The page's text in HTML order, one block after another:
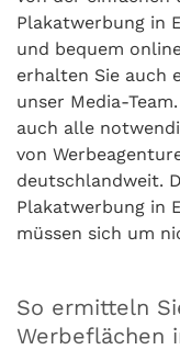
Plakatwerbung in
und bequem
erhalten Sie auch
unser Media-
auch alle
von
deutschlandweit.
Plakatwerbung in
müssen sich um
So ermitteln
Werbeflächen